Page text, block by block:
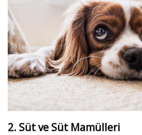
2. Süt ve Süt Mamülleri